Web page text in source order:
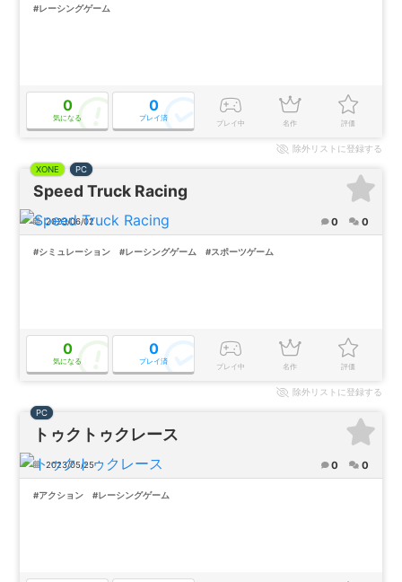
#レーシングゲーム
0
気になる
0
プレイ済
プレイ中 名作 評価
除外リストに登録する
Speed Truck Racing
XONE PC
2023/06/02 0 0
#シミュレーション #レーシングゲーム #スポーツゲーム
0
気になる
0
プレイ済
プレイ中 名作 評価
除外リストに登録する
トゥクトゥクレース
PC
2023/05/25 0 0
#アクション #レーシングゲーム